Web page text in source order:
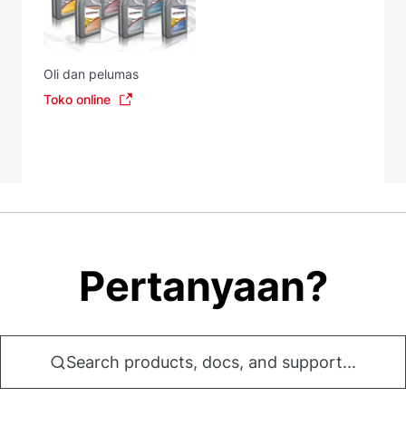
Oli dan pelumas
Toko online
Pertanyaan?
Search products, docs, and support...